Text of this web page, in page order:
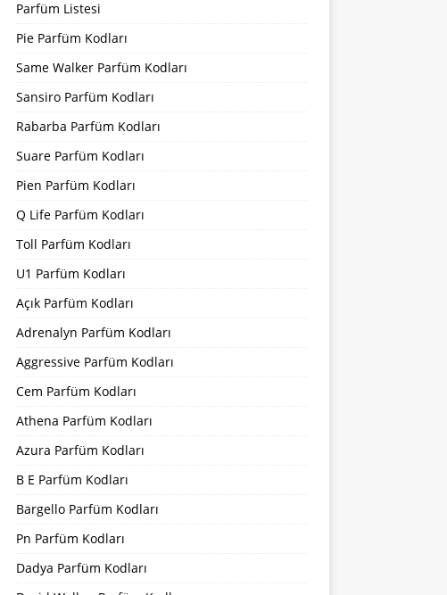
Parfüm Listesi
Pie Parfüm Kodları
Same Walker Parfüm Kodları
Sansiro Parfüm Kodları
Rabarba Parfüm Kodları
Suare Parfüm Kodları
Pien Parfüm Kodları
Q Life Parfüm Kodları
Toll Parfüm Kodları
U1 Parfüm Kodları
Açık Parfüm Kodları
Adrenalyn Parfüm Kodları
Aggressive Parfüm Kodları
Cem Parfüm Kodları
Athena Parfüm Kodları
Azura Parfüm Kodları
B E Parfüm Kodları
Bargello Parfüm Kodları
Pn Parfüm Kodları
Dadya Parfüm Kodları